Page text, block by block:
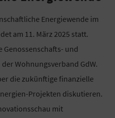
Energiewende im
am 11. März 2025 statt.
Genossenschafts- und
Wohnungsverband GdW.
die zukünftige finanzielle
Projekten diskutieren.
mit